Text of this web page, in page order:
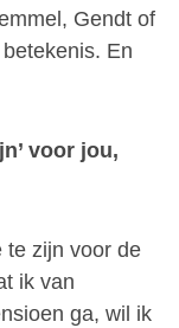
Gendt of
En
voor jou,
te zijn voor de
ik van
ga, wil ik